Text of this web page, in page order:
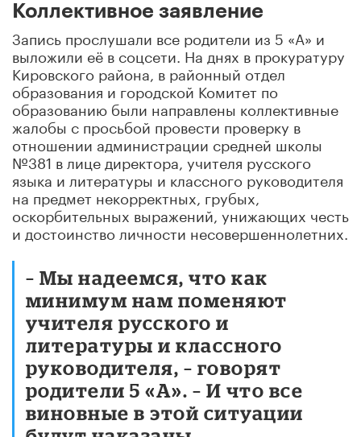
Коллективное заявление
Запись прослушали все родители из 5 «А» и
выложили её в соцсети. На днях в прокуратуру
Кировского района, в районный отдел
образования и городской Комитет по
образованию были направлены коллективные
жалобы с просьбой провести проверку в
отношении администрации средней школы
№381 в лице директора, учителя русского
языка и литературы и классного руководителя
на предмет некорректных, грубых,
оскорбительных выражений, унижающих честь
и достоинство личности несовершеннолетних.
– Мы надеемся, что как
минимум нам поменяют
учителя русского и
литературы и классного
руководителя, – говорят
родители 5 «А». – И что все
виновные в этой ситуации